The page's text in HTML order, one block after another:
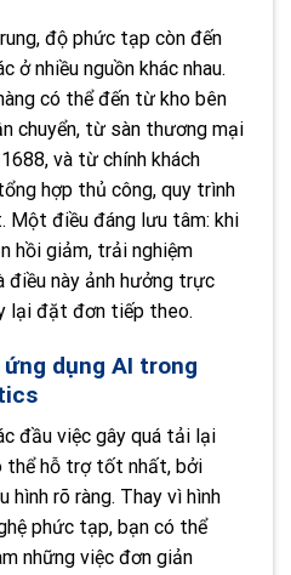
độ phức tạp còn đến
ở nhiều nguồn khác nhau.
có thể đến từ kho bên
chuyển, từ sàn thương mại
và từ chính khách
hợp thủ công, quy trình
Một điều đáng lưu tâm: khi
hồi giảm, trải nghiệm
điều này ảnh hưởng trực
lại đặt đơn tiếp theo.
dụng AI trong
đầu việc gây quá tải lại
thể hỗ trợ tốt nhất, bởi
hình rõ ràng. Thay vì hình
phức tạp, bạn có thể
những việc đơn giản